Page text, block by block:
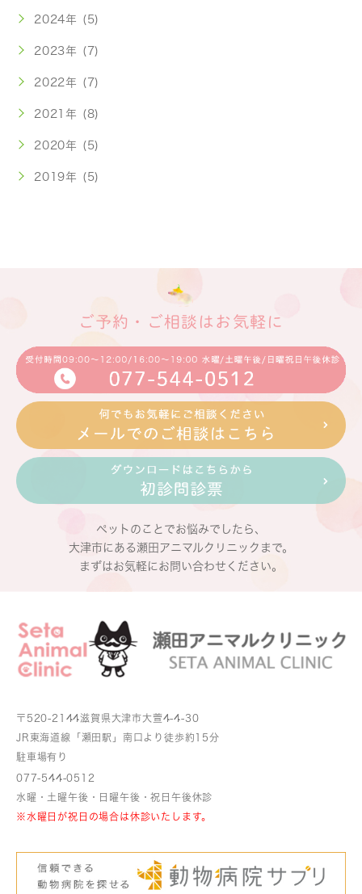
2024年 (5)
2023年 (7)
2022年 (7)
2021年 (8)
2020年 (5)
2019年 (5)
ご予約・ご相談はお気軽に
ペットのことでお悩みでしたら、
大津市にある瀬田アニマルクリニックまで。
まずはお気軽にお問い合わせください。
〒520-2144滋賀県大津市大萱4-4-30
JR東海道線「瀬田駅」南口より徒歩約15分
駐車場有り
077-544-0512
水曜・土曜午後・日曜午後・祝日午後休診
※水曜日が祝日の場合は休診いたします。